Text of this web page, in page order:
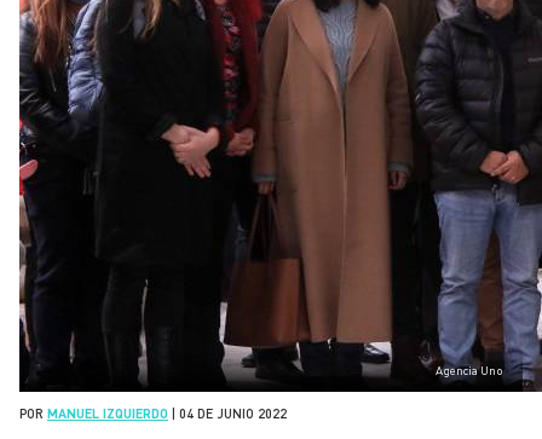
Agencia Uno
POR MANUEL IZQUIERDO 04 DE JUNIO 2022